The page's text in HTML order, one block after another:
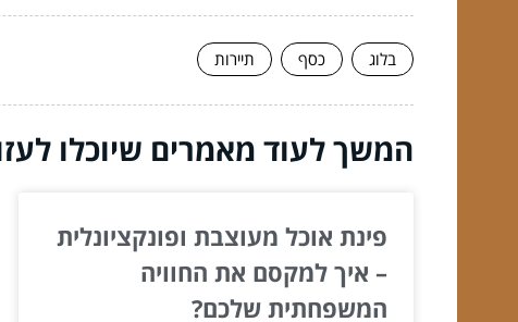
בלוג כסף תיירות
המשך לעוד מאמרים שיוכלו
פינת אוכל מעוצבת ופונקציונלית
– איך למקסם את החוויה
המשפחתית שלכם?